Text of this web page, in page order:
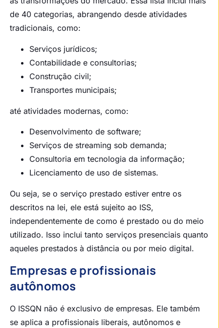
de 40 categorias, abrangendo desde atividades
tradicionais, como:
Serviços jurídicos;
Contabilidade e consultorias;
Construção civil;
Transportes municipais;
até atividades modernas, como:
Desenvolvimento de software;
Serviços de streaming sob demanda;
Consultoria em tecnologia da informação;
Licenciamento de uso de sistemas.
Ou seja, se o serviço prestado estiver entre os
descritos na lei, ele está sujeito ao ISS,
independentemente de como é prestado ou do meio
utilizado. Isso inclui tanto serviços presenciais quanto
aqueles prestados à distância ou por meio digital.
Empresas e profissionais
autônomos
O ISSQN não é exclusivo de empresas. Ele também
se aplica a profissionais liberais, autônomos e